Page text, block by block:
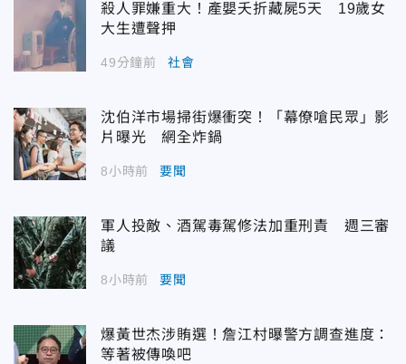
殺人罪嫌重大！產嬰夭折藏屍5天 19歲女
大生遭聲押
49分鐘前 社會
沈伯洋市場掃街爆衝突！「幕僚嗆民眾」影
片曝光 網全炸鍋
8小時前 要聞
軍人投敵、酒駕毒駕修法加重刑責 週三審
議
8小時前 要聞
爆黃世杰涉賄選！詹江村曝警方調查進度：
等著被傳喚吧